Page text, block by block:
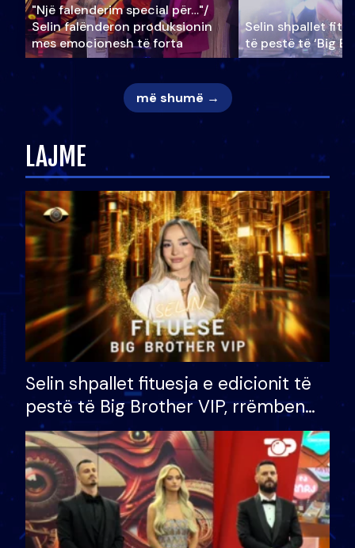
"Një falenderim special për…"/
Selin falënderon produksionin
mes emocionesh të forta
Selin shpallet
të pestë të ‘Big
më shumë →
LAJME
Selin shpallet fituesja e edicionit të
pestë të Big Brother VIP, rrëmben
çmimin e madh prej 100 mijë eurosh